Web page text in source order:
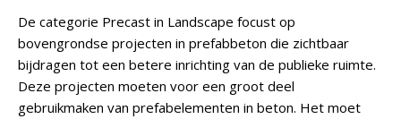
De categorie Precast in Landscape focust op
bovengrondse projecten in prefabbeton die zichtbaar
bijdragen tot een betere inrichting van de publieke ruimte.
Deze projecten moeten voor een groot deel
gebruikmaken van prefabelementen in beton. Het moet